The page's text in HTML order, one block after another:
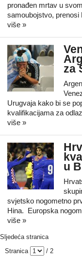
pronađen mrtav u
samoubojstvo,
više »
za
Urugvaja kako bi se
kvalifikacijama za
više »
u
svjetsko nogometno
Hina. Europska
više »
Sljedeća stranica
Stranica
/ 2